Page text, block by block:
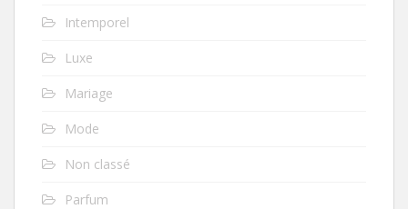
Intemporel
Luxe
Mariage
Mode
Non classé
Parfum